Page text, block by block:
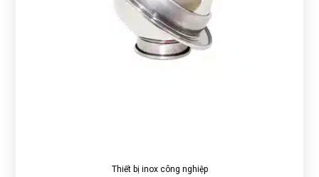
Thiết bị inox công nghiệp